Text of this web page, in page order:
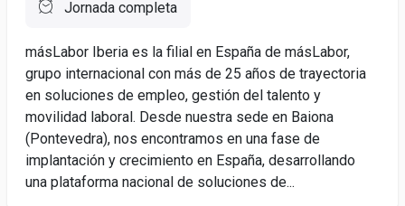
Jornada completa
másLabor Iberia es la filial en España de másLabor,
grupo internacional con más de 25 años de trayectoria
en soluciones de empleo, gestión del talento y
movilidad laboral. Desde nuestra sede en Baiona
(Pontevedra), nos encontramos en una fase de
implantación y crecimiento en España, desarrollando
una plataforma nacional de soluciones de...